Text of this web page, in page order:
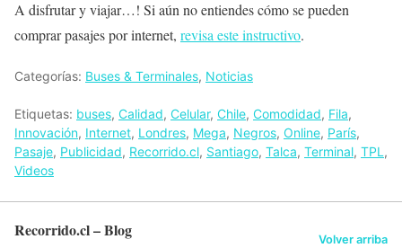
A disfrutar y viajar…! Si aún no entiendes cómo se pueden
comprar pasajes por internet, revisa este instructivo.
Categorías: Buses & Terminales, Noticias
Etiquetas: buses, Calidad, Celular, Chile, Comodidad, Fila,
Innovación, Internet, Londres, Mega, Negros, Online, París,
Pasaje, Publicidad, Recorrido.cl, Santiago, Talca, Terminal, TPL ,
Videos
Recorrido.cl – Blog Volver arriba